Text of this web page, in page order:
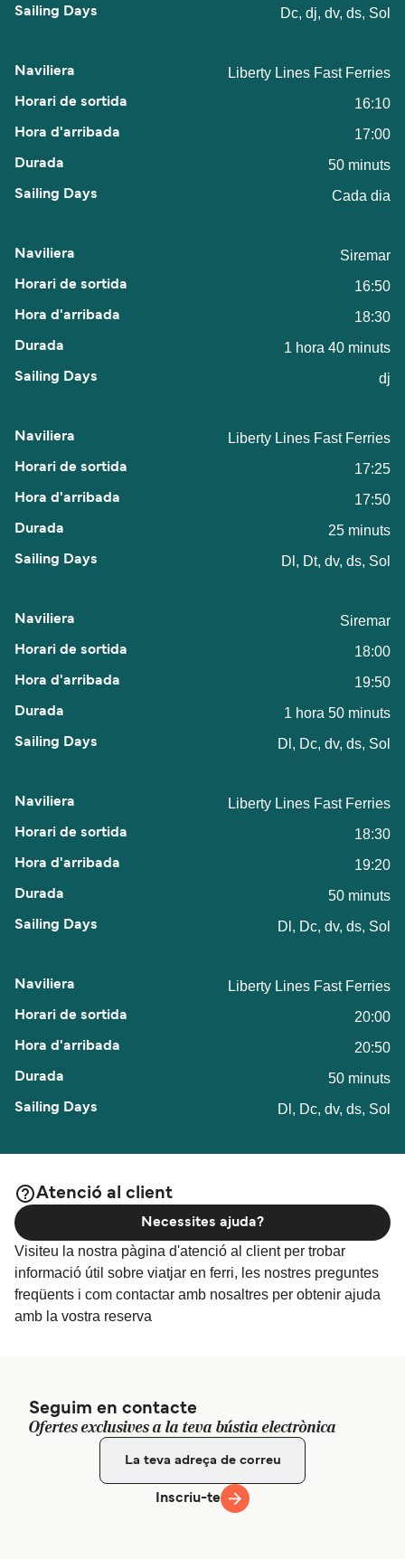
Dc, dj, dv, ds, Sol
Liberty Lines Fast Ferries
16:10
17:00
50 minuts
Cada dia
Siremar
16:50
18:30
1 hora 40 minuts
dj
Liberty Lines Fast Ferries
17:25
17:50
25 minuts
Dl, Dt, dv, ds, Sol
Siremar
18:00
19:50
1 hora 50 minuts
Dl, Dc, dv, ds, Sol
Liberty Lines Fast Ferries
18:30
19:20
50 minuts
Dl, Dc, dv, ds, Sol
Liberty Lines Fast Ferries
20:00
20:50
50 minuts
Dl, Dc, dv, ds, Sol
Atenció al client
Visiteu la nostra pàgina d'atenció al client per trobar
informació útil sobre viatjar en ferri, les nostres preguntes
freqüents i com contactar amb nosaltres per obtenir ajuda
amb la vostra reserva
Necessites ajuda?
Seguim en contacte
Ofertes exclusives a la teva bústia electrònica
Inscriu-te